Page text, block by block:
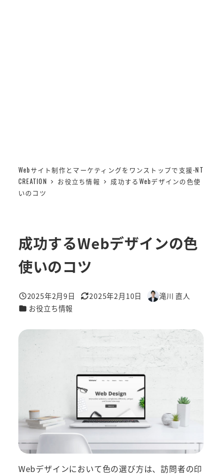
Webサイト制作とマーケティングをワンストップで支援-NT
CREATION
お役立ち情報
成功するWebデザインの色使
いのコツ
成功するWebデザインの色
使いのコツ
投稿日
2025年2月9日
更新日
2025年2月10日
著
滝川 直人
カテゴリー
お役立ち情報
Webデザインにおいて色の選び方は、訪問者の印